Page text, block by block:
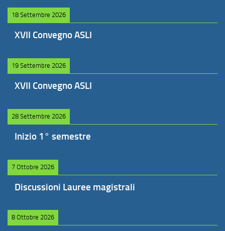
18 Settembre 2026
XVII Convegno ASLI
19 Settembre 2026
XVII Convegno ASLI
28 Settembre 2026
Inizio 1° semestre
7 Ottobre 2026
Discussioni Lauree magistrali
8 Ottobre 2026